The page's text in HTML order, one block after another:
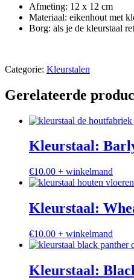
Afmeting: 12 x 12 cm
Materiaal: eikenhout met
Borg: als je de kleurstaal
Categorie: Kleurstalen
Gerelateerde
Kleurstaal:
€10.00 + winkelmand
Kleurstaal:
€10.00 + winkelmand
Kleurstaal: